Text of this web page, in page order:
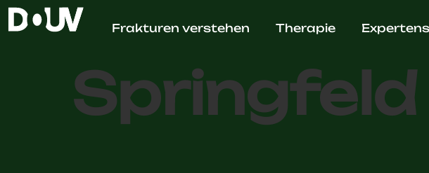
Frakturen verstehen Therapie
Dr. med.
Springfeld